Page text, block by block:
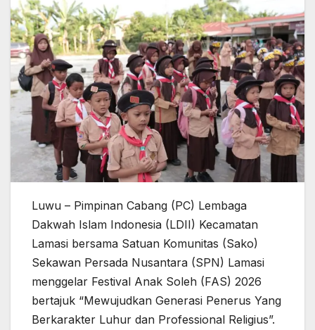
Luwu – Pimpinan Cabang (PC) Lembaga
Dakwah Islam Indonesia (LDII) Kecamatan
Lamasi bersama Satuan Komunitas (Sako)
Sekawan Persada Nusantara (SPN) Lamasi
menggelar Festival Anak Soleh (FAS) 2026
bertajuk “Mewujudkan Generasi Penerus Yang
Berkarakter Luhur dan Professional Religius”.